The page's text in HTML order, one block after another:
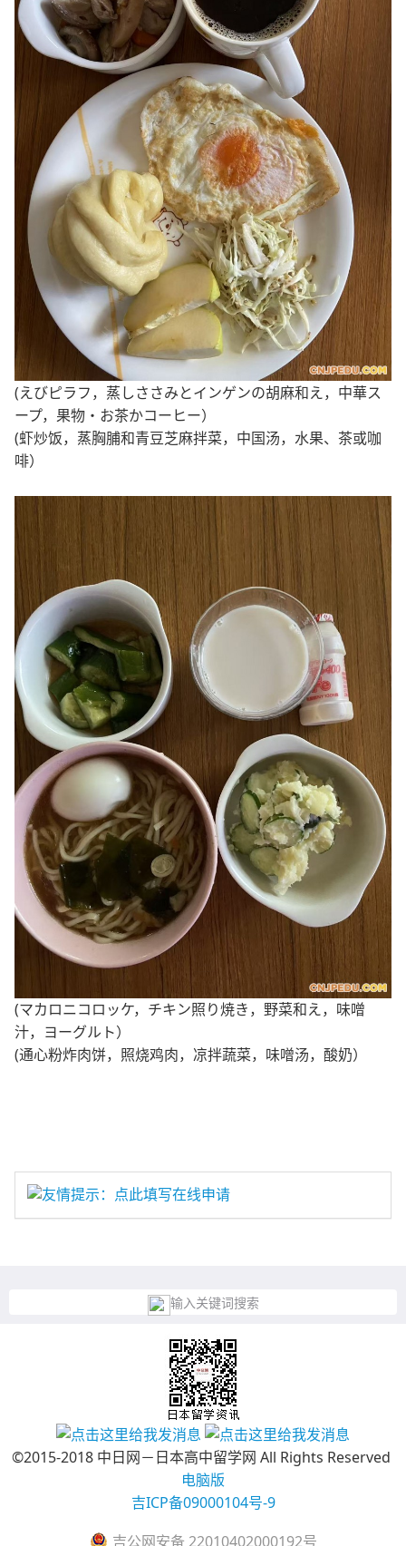
(えびピラフ，蒸しささみとインゲンの胡麻和え，中華ス
ープ，果物・お茶かコーヒー）
(虾炒饭，蒸胸脯和青豆芝麻拌菜，中国汤，水果、茶或咖
啡）
(マカロニコロッケ，チキン照り焼き，野菜和え，味噌
汁，ヨーグルト）
(通心粉炸肉饼，照烧鸡肉，凉拌蔬菜，味噌汤，酸奶）
友情提示：点此填写在线申请
输入关键词搜索
©2015-2018 中日网－日本高中留学网 All Rights Reserved
电脑版
吉ICP备09000104号-9
吉公网安备 22010402000192号